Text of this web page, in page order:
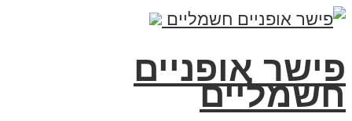
פישר אופניים
חשמליים